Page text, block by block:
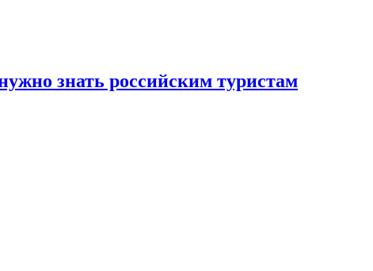
знать российским туристам